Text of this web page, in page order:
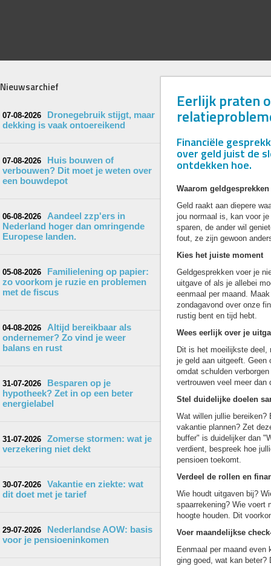
Nieuwsarchief
07-08-2026
Dronegebruik stijgt, maar
dekking is vaak ontoereikend
07-08-2026
Huis bouwen of
verbouwen? Dit moet je weten over
een bouwdepot
06-08-2026
Aandeel zzp'ers in
Nederland hoger dan omringende
Europese landen.
05-08-2026
Familielening op papier:
zo voorkom je ruzie en problemen
met de fiscus
04-08-2026
Altijd bereikbaar als
ondernemer? Zo vind je weer
balans en rust
31-07-2026
Besparen op je
hypotheek? Zet in op een beter
energielabel
31-07-2026
Zomerse stormen: wat je
verzekering niet dekt
30-07-2026
Vakantie en ziekte: wat
dit doet met je tarief
29-07-2026
Nederlandse AOW: basis
voor je pensioeninkomen
Eerlijk praten
Financiële
over geld juist de
ontdekken hoe.
Waarom
Geld raakt aan diepere
jou normaal is, kan voor
sparen, de ander wil
fout, ze zijn gewoon
Kies het juiste moment
Geldgesprekken voer je
uitgave of als je allebei
eenmaal per maand.
zondagavond over onze
rustig bent en tijd hebt.
Wees eerlijk over je
Dit is het moeilijkste deel,
je geld aan uitgeeft. Geen
omdat schulden
vertrouwen veel meer dan
Stel duidelijke doelen
Wat willen jullie bereiken?
vakantie plannen? Zet
buffer" is duidelijker dan
verdient, bespreek hoe
pensioen toekomt.
Verdeel de rollen en
Wie houdt uitgaven bij?
spaarrekening? Wie voert
hoogte houden. Dit
Voer maandelijkse
Eenmaal per maand even
ging goed, wat kan